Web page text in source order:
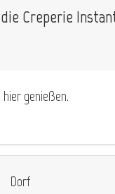
Creperie
genießen.
Dorf